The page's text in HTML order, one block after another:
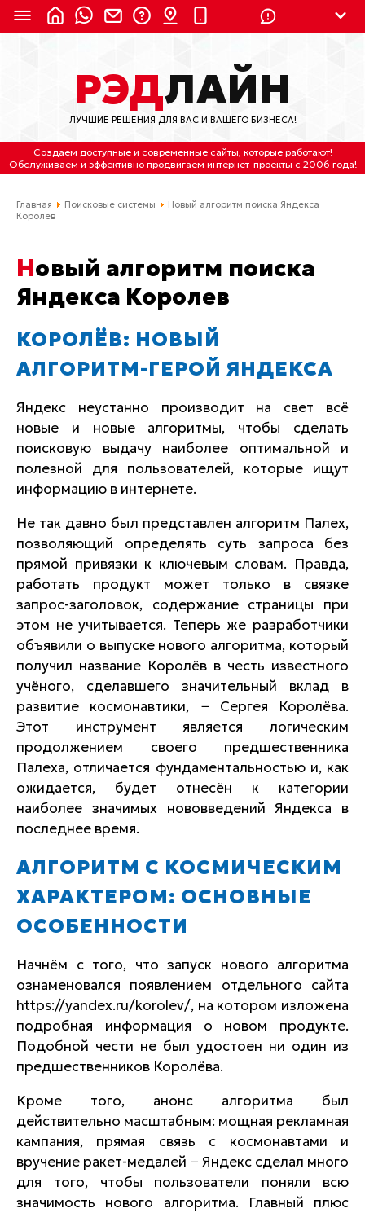
8 (800) 550-9899 (с 2:30 до 11:30 по
Мск)
Бесплатно по России
(4212) 658-653
(4212) 637-673
Отдельный вход \ Левый торец здания
Пн-пт. с 9:30 до 18:30 (по Хбк)
Все контакты
РЭДЛАЙН
ЛУЧШИЕ РЕШЕНИЯ ДЛЯ ВАС И ВАШЕГО БИЗНЕСА!
Создаем доступные и современные сайты, которые работают!
Обслуживаем и эффективно продвигаем интернет-проекты с 2006 года!
Главная Поисковые системы
Новый алгоритм поиска Яндекса
Королев
Новый алгоритм поиска
Яндекса Королев
КОРОЛЁВ: НОВЫЙ
АЛГОРИТМ-ГЕРОЙ ЯНДЕКСА
Яндекс неустанно производит на свет всё
новые и новые алгоритмы, чтобы сделать
поисковую выдачу наиболее оптимальной и
полезной для пользователей, которые ищут
информацию в интернете.
Не так давно был представлен алгоритм Палех,
позволяющий определять суть запроса без
прямой привязки к ключевым словам. Правда,
работать продукт может только в связке
запрос-заголовок, содержание страницы при
этом не учитывается. Теперь же разработчики
объявили о выпуске нового алгоритма, который
получил название Королёв в честь известного
учёного, сделавшего значительный вклад в
развитие космонавтики, − Сергея Королёва.
Этот инструмент является логическим
продолжением своего предшественника
Палеха, отличается фундаментальностью и, как
ожидается, будет отнесён к категории
наиболее значимых нововведений Яндекса в
последнее время.
АЛГОРИТМ С КОСМИЧЕСКИМ
ХАРАКТЕРОМ: ОСНОВНЫЕ
ОСОБЕННОСТИ
Начнём с того, что запуск нового алгоритма
ознаменовался появлением отдельного сайта
https://yandex.ru/korolev/, на котором изложена
подробная информация о новом продукте.
Подобной чести не был удостоен ни один из
предшественников Королёва.
Кроме того, анонс алгоритма был
действительно масштабным: мощная рекламная
кампания, прямая связь с космонавтами и
вручение ракет-медалей − Яндекс сделал много
для того, чтобы пользователи поняли всю
значимость нового алгоритма. Главный плюс